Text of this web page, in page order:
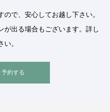
で、安心してお越し下さい。
出る場合もございます。詳し
。
約する